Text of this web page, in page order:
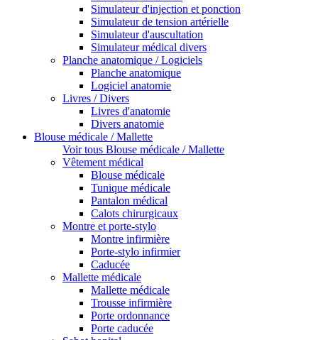
Simulateur d'injection et ponction
Simulateur de tension artérielle
Simulateur d'auscultation
Simulateur médical divers
Planche anatomique / Logiciels
Planche anatomique
Logiciel anatomie
Livres / Divers
Livres d'anatomie
Divers anatomie
Blouse médicale / Mallette
Voir tous Blouse médicale / Mallette
Vêtement médical
Blouse médicale
Tunique médicale
Pantalon médical
Calots chirurgicaux
Montre et porte-stylo
Montre infirmière
Porte-stylo infirmier
Caducée
Mallette médicale
Mallette médicale
Trousse infirmière
Porte ordonnance
Porte caducée